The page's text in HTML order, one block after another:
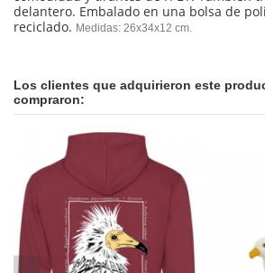
delantero. Embalado en una bolsa de
reciclado. Medidas: 26x34x12 cm.
Los clientes que adquirieron este
compraron: